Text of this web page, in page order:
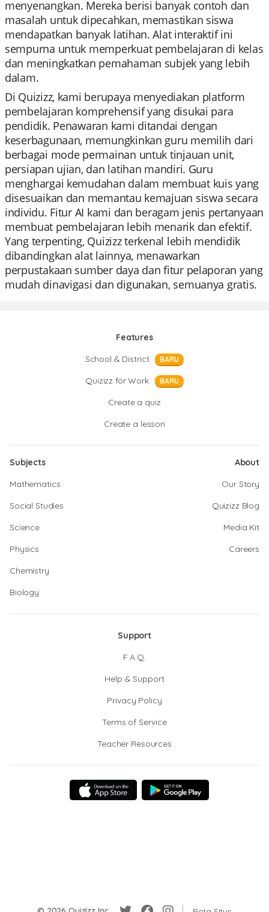
menyenangkan. Mereka berisi banyak contoh dan
masalah untuk dipecahkan, memastikan siswa
mendapatkan banyak latihan. Alat interaktif ini
sempurna untuk memperkuat pembelajaran di kelas
dan meningkatkan pemahaman subjek yang lebih
dalam.
Di Quizizz, kami berupaya menyediakan platform
pembelajaran komprehensif yang disukai para
pendidik. Penawaran kami ditandai dengan
keserbagunaan, memungkinkan guru memilih dari
berbagai mode permainan untuk tinjauan unit,
persiapan ujian, dan latihan mandiri. Guru
menghargai kemudahan dalam membuat kuis yang
disesuaikan dan memantau kemajuan siswa secara
individu. Fitur AI kami dan beragam jenis pertanyaan
membuat pembelajaran lebih menarik dan efektif.
Yang terpenting, Quizizz terkenal lebih mendidik
dibandingkan alat lainnya, menawarkan
perpustakaan sumber daya dan fitur pelaporan yang
mudah dinavigasi dan digunakan, semuanya gratis.
Features
School & District
BARU
Quizizz for Work BARU
Create a quiz
Create a lesson
Subjects
Mathematics
Social Studies
Science
Physics
Chemistry
Biology
About
Our Story
Quizizz Blog
Media Kit
Careers
Support
F.A.Q.
Help & Support
Privacy Policy
Terms of Service
Teacher Resources